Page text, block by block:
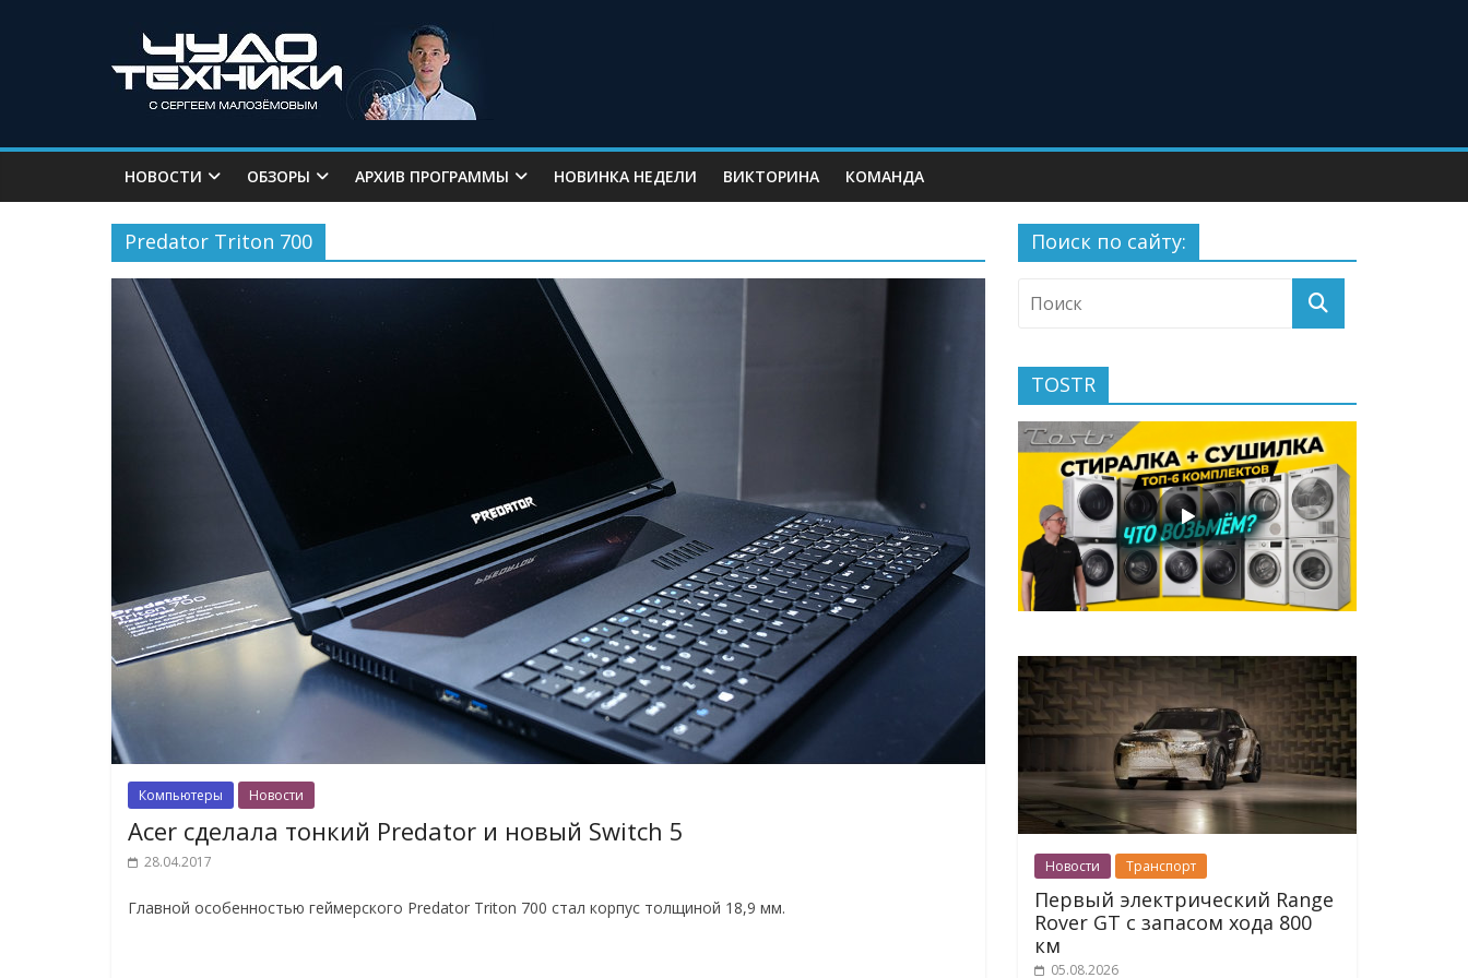
НОВОСТИ ОБЗОРЫ АРХИВ ПРОГРАММЫ НОВИНКА НЕДЕЛИ ВИКТОРИНА КОМАНДА
Predator Triton 700
Компьютеры Новости
Acer сделала тонкий Predator и новый Switch 5
28.04.2017
Главной особенностью геймерского Predator Triton 700 стал корпус толщиной 18,9 мм.
Поиск по сайту:
TOSTR
Новости Транспорт
Первый электрический Range
Rover GT с запасом хода 800
км
05.08.2026